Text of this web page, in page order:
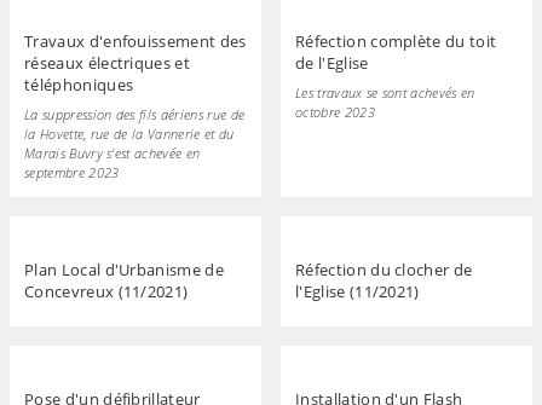
Travaux d'enfouissement des
réseaux électriques et
téléphoniques
La suppression des fils aériens rue de
la Hovette, rue de la Vannerie et du
Marais Buvry s'est achevée en
septembre 2023
Réfection complète du toit
de l'Eglise
Les travaux se sont achevés en
octobre 2023
Plan Local d'Urbanisme de
Concevreux (11/2021)
Réfection du clocher de
l'Eglise (11/2021)
Pose d'un défibrillateur
Installation d'un Flash